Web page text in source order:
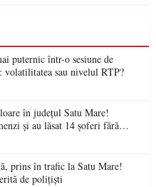
puternic într-o sesiune de
sau nivelul RTP?
în județul Satu Mare!
și au lăsat 14 șoferi fără
prins în trafic la Satu Mare!
de polițiști